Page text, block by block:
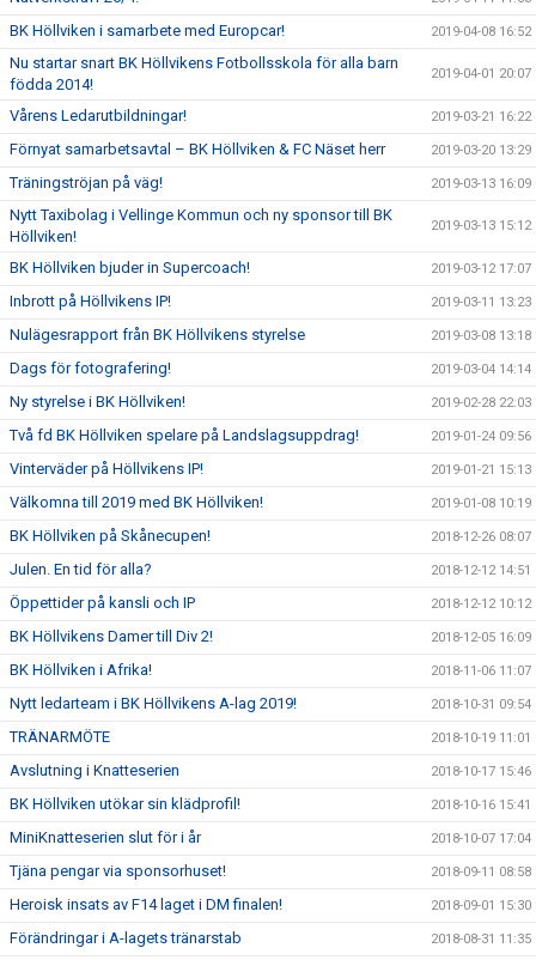
BK Höllviken i samarbete med Europcar! 2019-04-08 16:52
Nu startar snart BK Höllvikens Fotbollsskola för alla barn
födda 2014!
2019-04-01 20:07
Vårens Ledarutbildningar! 2019-03-21 16:22
Förnyat samarbetsavtal – BK Höllviken & FC Näset herr 2019-03-20 13:29
Träningströjan på väg! 2019-03-13 16:09
Nytt Taxibolag i Vellinge Kommun och ny sponsor till BK
Höllviken!
2019-03-13 15:12
BK Höllviken bjuder in Supercoach! 2019-03-12 17:07
Inbrott på Höllvikens IP! 2019-03-11 13:23
Nulägesrapport från BK Höllvikens styrelse 2019-03-08 13:18
Dags för fotografering! 2019-03-04 14:14
Ny styrelse i BK Höllviken! 2019-02-28 22:03
Två fd BK Höllviken spelare på Landslagsuppdrag! 2019-01-24 09:56
Vinterväder på Höllvikens IP! 2019-01-21 15:13
Välkomna till 2019 med BK Höllviken! 2019-01-08 10:19
BK Höllviken på Skånecupen! 2018-12-26 08:07
Julen. En tid för alla? 2018-12-12 14:51
Öppettider på kansli och IP 2018-12-12 10:12
BK Höllvikens Damer till Div 2! 2018-12-05 16:09
BK Höllviken i Afrika! 2018-11-06 11:07
Nytt ledarteam i BK Höllvikens A-lag 2019! 2018-10-31 09:54
TRÄNARMÖTE 2018-10-19 11:01
Avslutning i Knatteserien 2018-10-17 15:46
BK Höllviken utökar sin klädprofil! 2018-10-16 15:41
MiniKnatteserien slut för i år 2018-10-07 17:04
Tjäna pengar via sponsorhuset! 2018-09-11 08:58
Heroisk insats av F14 laget i DM finalen! 2018-09-01 15:30
Förändringar i A-lagets tränarstab 2018-08-31 11:35